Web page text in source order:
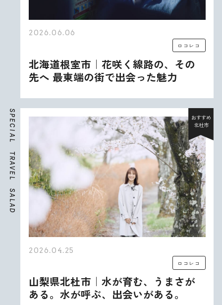
2026.06.06
ロコレコ
北海道根室市｜花咲く線路の、その
先へ 最東端の街で出会った魅力
S
P
E
C
I
A
L
T
R
A
V
E
L
S
A
L
A
D
おすすめ
北杜市
2026.04.25
ロコレコ
山梨県北杜市｜水が育む、うまさが
ある。水が呼ぶ、出会いがある。